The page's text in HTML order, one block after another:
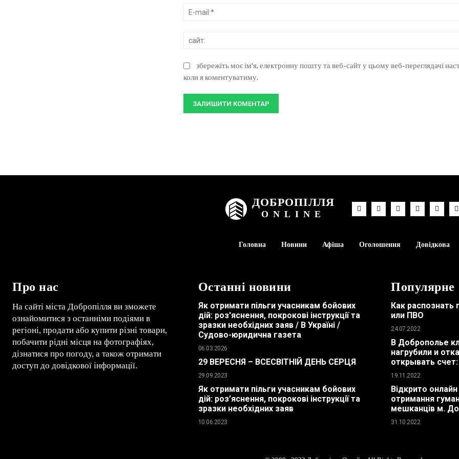
збережіть моє ім'я, електронну пошту та веб-сайт у цьому веб-переглядачі
коли я коментуватиму.
ДОБРОПІЛЛЯ
ONLINE
Головна Новини Афіша Оголошення Довідкова
Про нас
На сайті міста Добропілля ви зможете
ознайомитися з останніми подіями в
регіоні, продати або купити різні товари,
побачити рідні місця на фотографіях,
дізнатися про погоду, а також отримати
доступ до довідкової інформації.
Останні новини
Як отримати пільги учасникам бойових
дій: роз'яснення, покрокові інструкції та
зразки необхідних заяв / В Україні /
Судово-юридична газета
06.03.2026
29 ВЕРЕСНЯ – ВСЕСВІТНІЙ ДЕНЬ СЕРЦЯ
29.09.2023
Як отримати пільги учасникам бойових
дій: роз’яснення, покрокові інструкції та
зразки необхідних заяв
10.06.2023
Популярне
Как распознать
или ПВО
24.07.2022
В Доброполье
нагрубили и
открывать
19.11.2022
Відкрито
отримання
мешканців м.
31.10.2022